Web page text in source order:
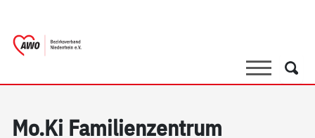
SucheSuche
Mo.Ki Fa­mi­li­en­zen­trum